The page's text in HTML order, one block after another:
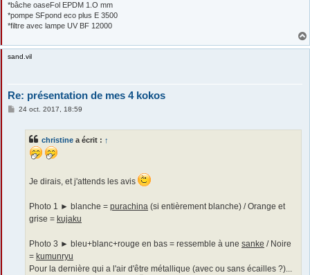
*bâche oaseFol EPDM 1.O mm
*pompe SFpond eco plus E 3500
*filtre avec lampe UV BF 12000
sand.vil
Re: présentation de mes 4 kokos
M24 oct. 2017, 18:59
christine a écrit : ↑
Je dirais, et j'attends les avis
Photo 1 ► blanche = purachina (si entièrement blanche) / Orange et
grise = kujaku
Photo 3 ► bleu+blanc+rouge en bas = ressemble à une sanke / Noire
= kumunryu
Pour la dernière qui a l'air d'être métallique (avec ou sans écailles ?)...